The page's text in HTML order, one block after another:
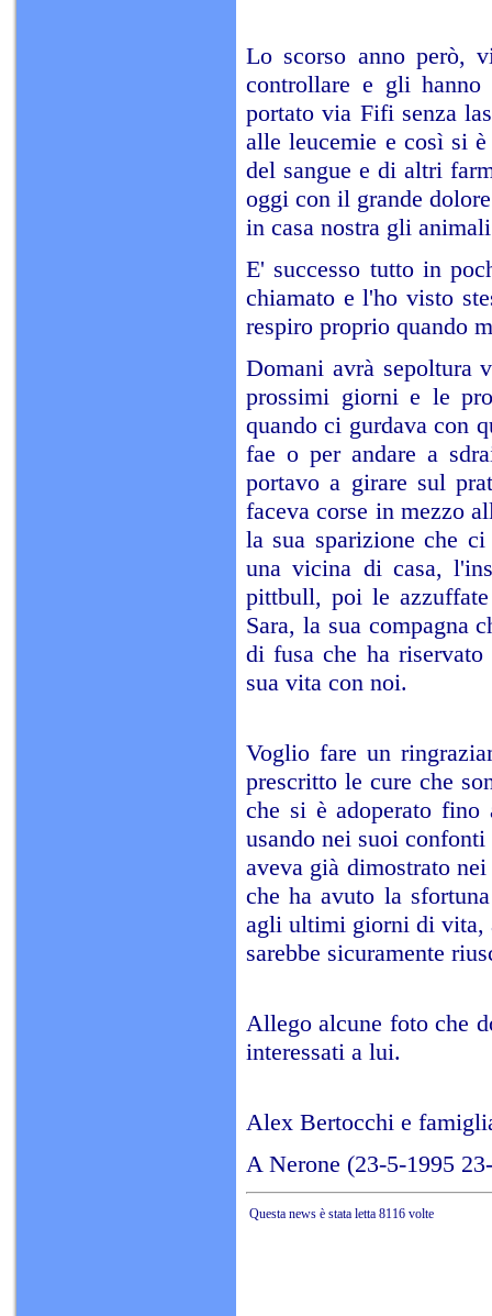
Lo scorso anno però,
controllare e gli
portato via Fifi senza
alle leucemie e così si
del sangue e di altri
oggi con il grande
in casa nostra gli
E' successo tutto in
chiamato e l'ho visto
respiro proprio quando
Domani avrà sepoltura
prossimi giorni e le
quando ci gurdava con
fae o per andare a
portavo a girare sul
faceva corse in mezzo
la sua sparizione che
una vicina di casa,
pittbull, poi le
Sara, la sua compagna
di fusa che ha
sua vita con noi.
Voglio fare un
prescritto le cure che
che si è adoperato
usando nei suoi
aveva già dimostrato
che ha avuto la
agli ultimi giorni di vita,
sarebbe sicuramente
Allego alcune foto che
interessati a lui.
Alex Bertocchi e
A Nerone (23-5-1995
Questa news è stata letta 8116 volte